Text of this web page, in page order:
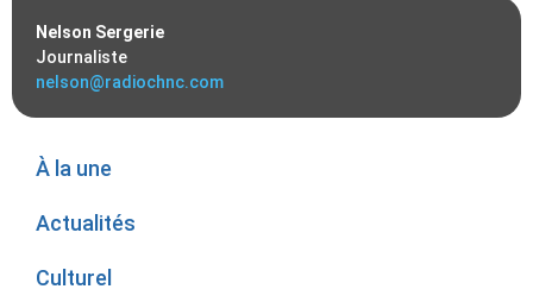
Nelson Sergerie
Journaliste
nelson@radiochnc.com
À la une
Actualités
Culturel